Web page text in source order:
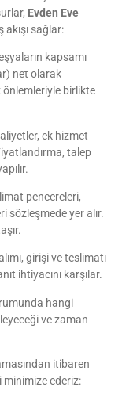
Evden Eve
sağlar:
kapsamı
net olarak
önlemleriyle birlikte
ek hizmet
talep
pencereleri,
sözleşmede yer alır.
girişi ve teslimatı
ihtiyacını karşılar.
hangi
ve zaman
itibaren
minimize ederiz: